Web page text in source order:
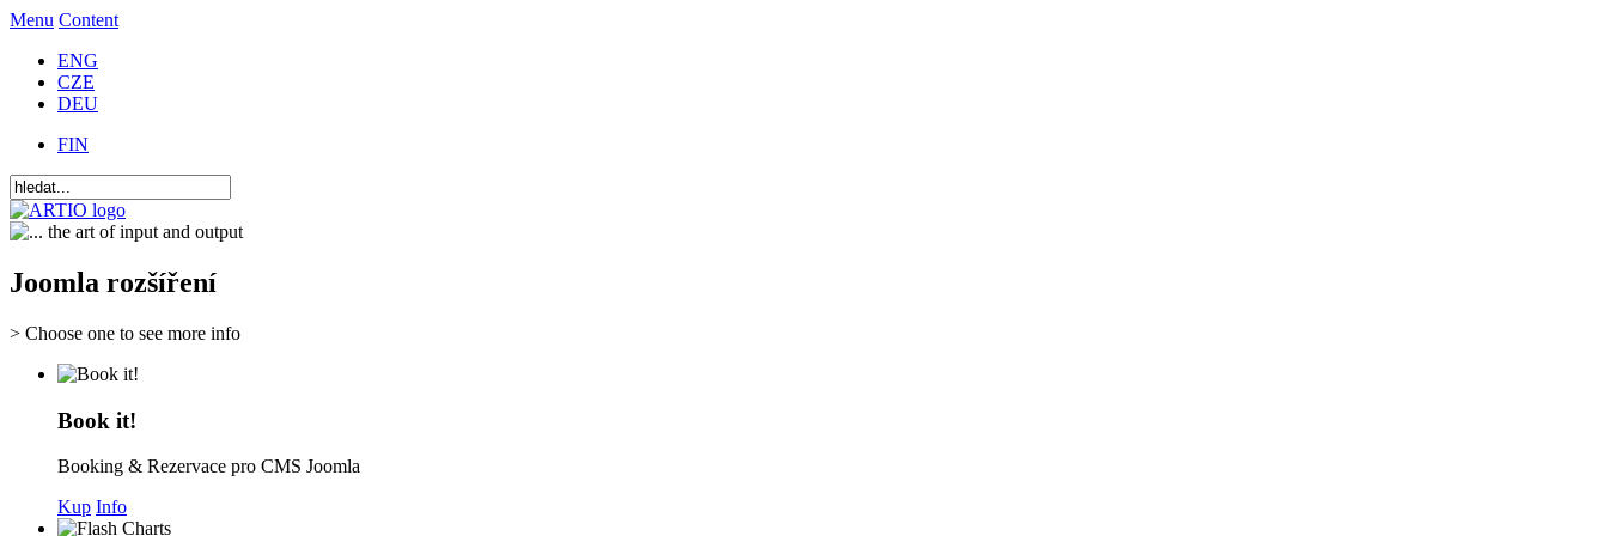
Menu Content
ENG
CZE
DEU
FIN
Joomla rozšíření
> Choose one to see more info
Book it!
Booking & Rezervace pro CMS Joomla
Kup Info